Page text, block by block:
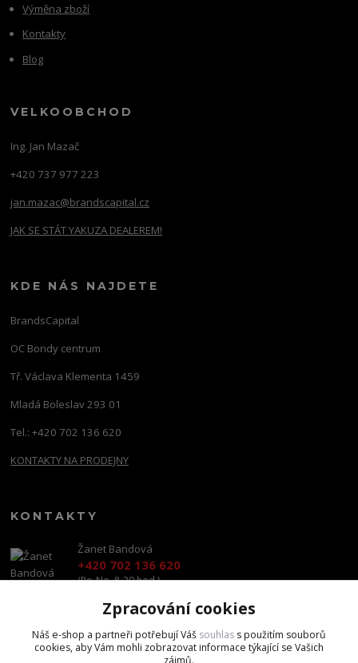
Výměna zboží
Kontakty
Blog
VELKOOBCHOD
Ing. Jan Mazač
+420 737 977 223
jan.mazac@brandscapital.cz
JAK SE STÁT YAKUZA DEALEREM!
KDE NÁS NAJDETE
BrandsCapital
OC Bondy centrum
Tř. Václava Klementa 1459
Mladá Boleslav 293 01
Tel.: +420 702 136 620
KONTAKTY NA PRODEJNY
KONTAKTY
Žanet Bandová
+420 702 136 620
(Po-Ne, 8-20 hod.)
shop@brandscapital.cz
Zpracování cookies
Náš e-shop a partneři potřebují Váš souhlas s použitím souborů
cookies, aby Vám mohli zobrazovat informace týkající se Vašich
zájmů.